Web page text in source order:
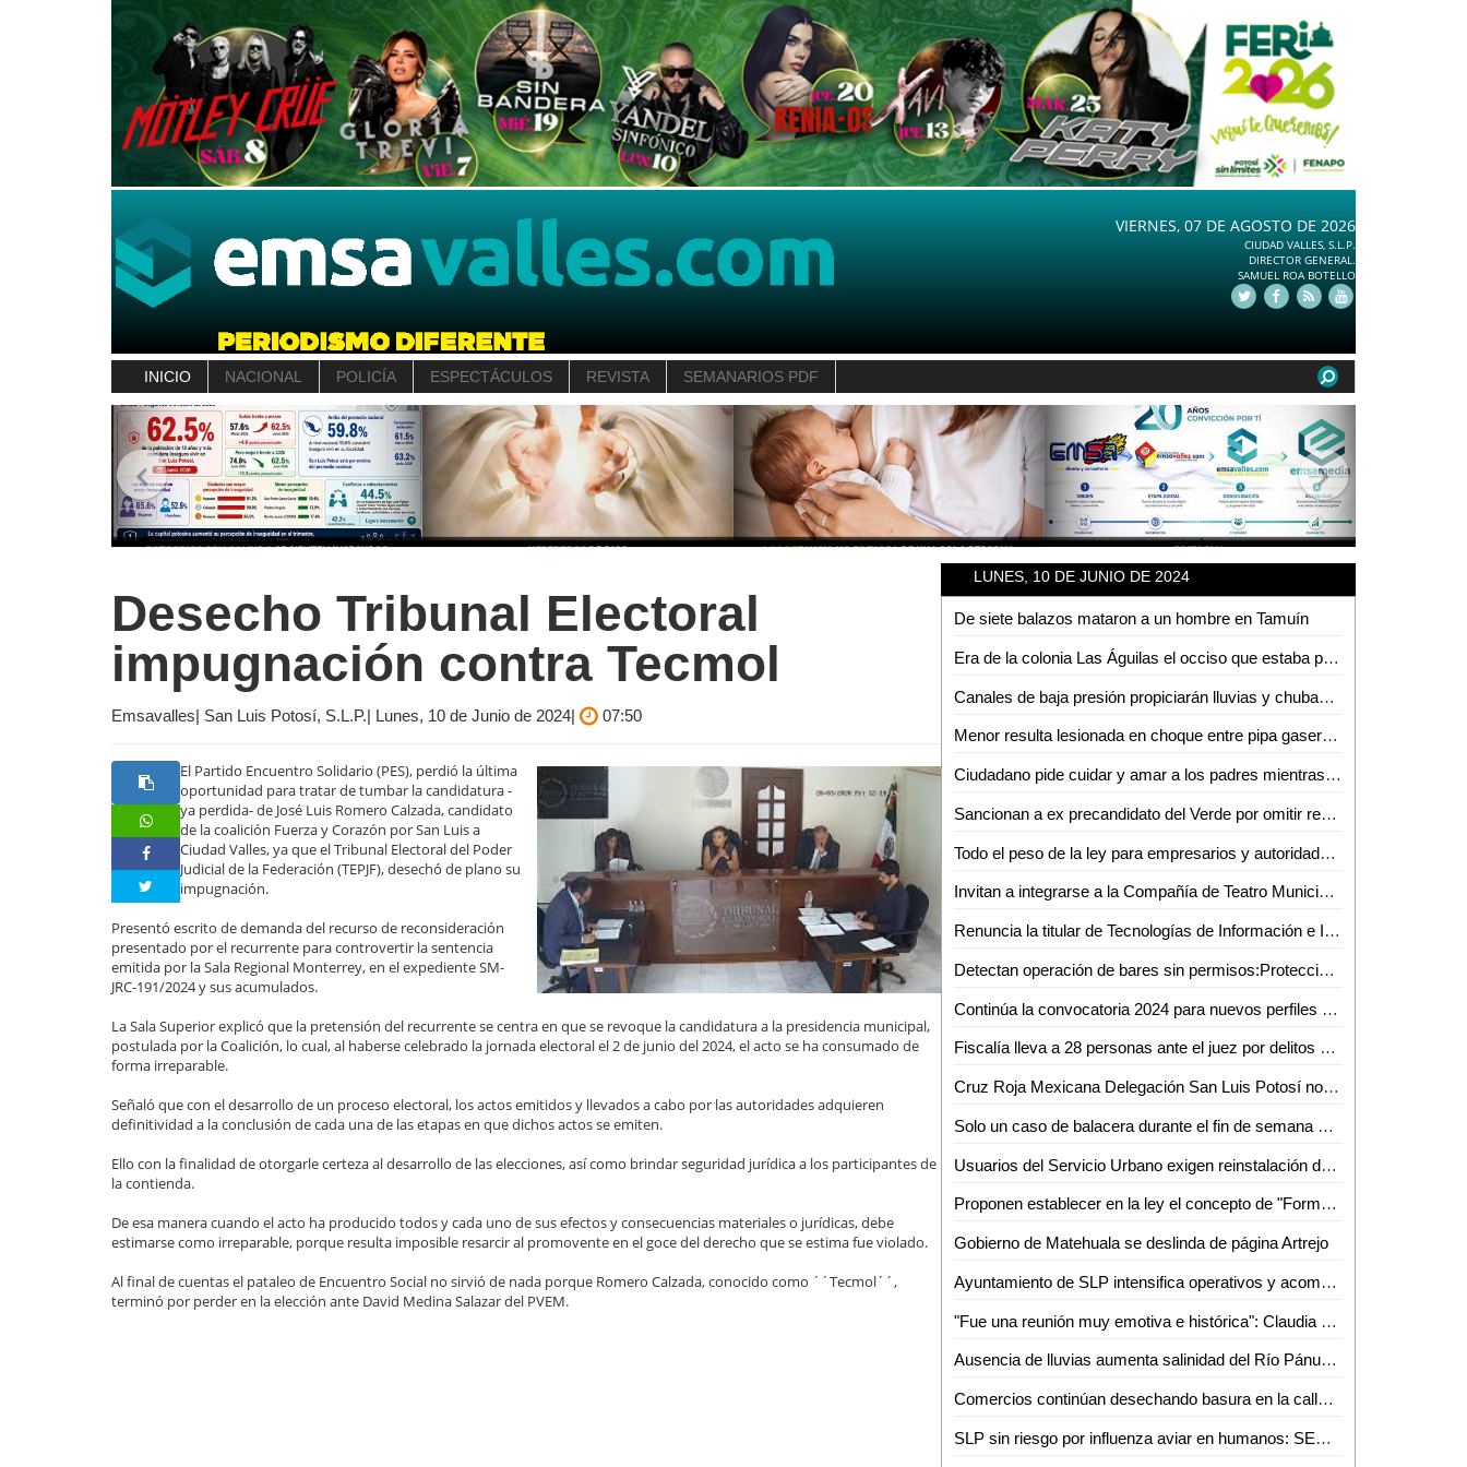
VIERNES, 07 DE AGOSTO DE 2026
CIUDAD VALLES, S.L.P.
DIRECTOR GENERAL.
SAMUEL ROA BOTELLO
INICIO NACIONAL POLICÍA ESPECTÁCULOS REVISTA SEMANARIOS PDF
Desecho Tribunal Electoral
impugnación contra Tecmol
Emsavalles| San Luis Potosí, S.L.P.| Lunes, 10 de Junio de 2024| 07:50
El Partido Encuentro Solidario (PES), perdió la última
oportunidad para tratar de tumbar la candidatura -
ya perdida- de José Luis Romero Calzada, candidato
de la coalición Fuerza y Corazón por San Luis a
Ciudad Valles, ya que el Tribunal Electoral del Poder
Judicial de la Federación (TEPJF), desechó de plano su
impugnación.
Presentó escrito de demanda del recurso de reconsideración
presentado por el recurrente para controvertir la sentencia
emitida por la Sala Regional Monterrey, en el expediente SM-
JRC-191/2024 y sus acumulados.
La Sala Superior explicó que la pretensión del recurrente se centra en que se revoque la candidatura a la presidencia municipal,
postulada por la Coalición, lo cual, al haberse celebrado la jornada electoral el 2 de junio del 2024, el acto se ha consumado de
forma irreparable.
Señaló que con el desarrollo de un proceso electoral, los actos emitidos y llevados a cabo por las autoridades adquieren
definitividad a la conclusión de cada una de las etapas en que dichos actos se emiten.
Ello con la finalidad de otorgarle certeza al desarrollo de las elecciones, así como brindar seguridad jurídica a los participantes de
la contienda.
De esa manera cuando el acto ha producido todos y cada uno de sus efectos y consecuencias materiales o jurídicas, debe
estimarse como irreparable, porque resulta imposible resarcir al promovente en el goce del derecho que se estima fue violado.
Al final de cuentas el pataleo de Encuentro Social no sirvió de nada porque Romero Calzada, conocido como ´´Tecmol´´,
terminó por perder en la elección ante David Medina Salazar del PVEM.
LUNES, 10 DE JUNIO DE 2024
De siete balazos mataron a un hombre en Tamuín
Era de la colonia Las Águilas el occiso que estaba parcialmente enterrado
Canales de baja presión propiciarán lluvias y chubascos vespertinos durante la semana en zonas de San Luis Potosí
Menor resulta lesionada en choque entre pipa gasera y motoneta en el Colonial
Ciudadano pide cuidar y amar a los padres mientras estén con vida
Sancionan a ex precandidato del Verde por omitir reglas electorales
Todo el peso de la ley para empresarios y autoridades responsables por la tragedia del antro "Rich"; Fiscalía debe ir al fondo de las investigaciones
Invitan a integrarse a la Compañía de Teatro Municipal en Ciudad Valles
Renuncia la titular de Tecnologías de Información e Inteligencia en Seguridad Pública en SLP
Detectan operación de bares sin permisos:Protección Civil
Continúa la convocatoria 2024 para nuevos perfiles de la Guardia Civil Estatal
Fiscalía lleva a 28 personas ante el juez por delitos contra la salud
Cruz Roja Mexicana Delegación San Luis Potosí nombra nuevos consejos locales en Charcas y Tamuín
Solo un caso de balacera durante el fin de semana en SLP: José Luis Ruiz Contreras
Usuarios del Servicio Urbano exigen reinstalación de bancas en la Eco Chica
Proponen establecer en la ley el concepto de "Formato de lectura fácil"
Gobierno de Matehuala se deslinda de página Artrejo
Ayuntamiento de SLP intensifica operativos y acompañamiento a familias de fallecidos en el Rich
"Fue una reunión muy emotiva e histórica": Claudia Sheinbaum sostiene encuentro con el presidente Andrés Manuel López Obrador
Ausencia de lluvias aumenta salinidad del Río Pánuco en Tampico
Comercios continúan desechando basura en la calle 5 de Mayo
SLP sin riesgo por influenza aviar en humanos: SEDARH